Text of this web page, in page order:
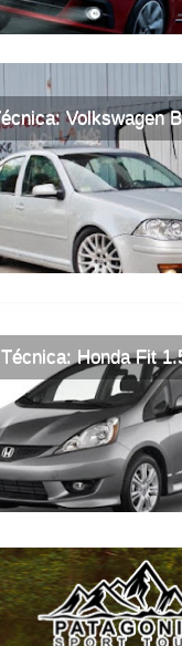
Volkswagen
Honda Fit